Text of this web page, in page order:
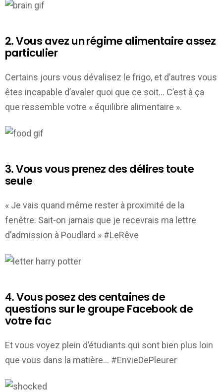
2. Vous avez un régime alimentaire assez
particulier
Certains jours vous dévalisez le frigo, et d’autres vous
êtes incapable d’avaler quoi que ce soit… C’est à ça
que ressemble votre « équilibre alimentaire ».
3. Vous vous prenez des délires toute
seule
« Je vais quand même rester à proximité de la
fenêtre. Sait-on jamais que je recevrais ma lettre
d’admission à Poudlard » #LeRêve
4. Vous posez des centaines de
questions sur le groupe Facebook de
votre fac
Et vous voyez plein d’étudiants qui sont bien plus loin
que vous dans la matière… #EnvieDePleurer